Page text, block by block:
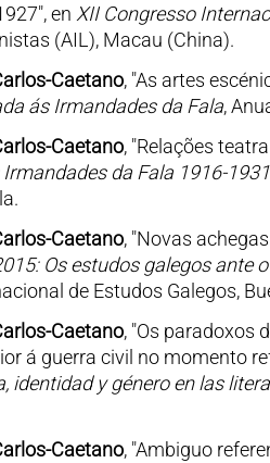
en XII Congresso
(AIL), Macau (China).
Caetano, "As artes
ás Irmandades da Fala,
Caetano, "Relações
da Fala 1916-1931
Caetano, "Novas
Os estudos galegos
de Estudos Galegos,
Caetano, "Os paradoxos
á guerra civil no momento
identidad y género en las
Caetano, "Ambiguo